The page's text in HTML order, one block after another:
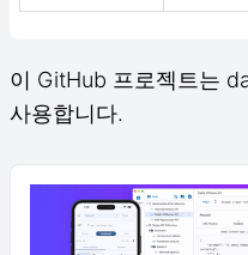
이 GitHub 프로젝트는
사용합니다.